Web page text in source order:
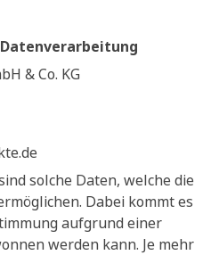
& Co. KG
solche Daten, welche die
Dabei kommt es
aufgrund einer
werden kann. Je mehr